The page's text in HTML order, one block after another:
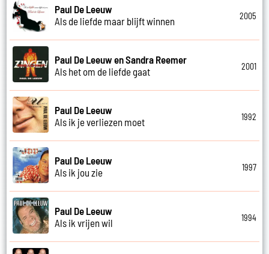
Paul De Leeuw
Als de liefde maar blijft winnen
2005
Paul De Leeuw en Sandra Reemer
Als het om de liefde gaat
2001
Paul De Leeuw
Als ik je verliezen moet
1992
Paul De Leeuw
Als ik jou zie
1997
Paul De Leeuw
Als ik vrijen wil
1994